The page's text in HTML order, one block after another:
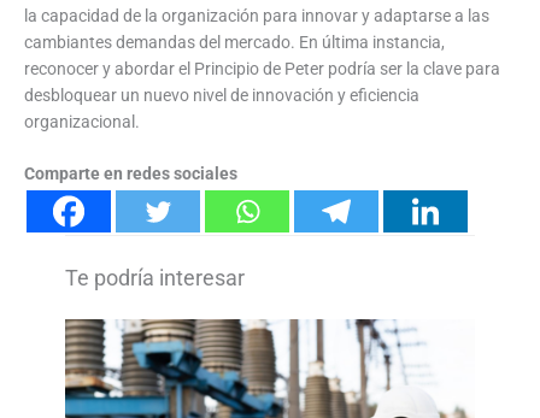
la capacidad de la organización para innovar y adaptarse a las
cambiantes demandas del mercado. En última instancia,
reconocer y abordar el Principio de Peter podría ser la clave para
desbloquear un nuevo nivel de innovación y eficiencia
organizacional.
Comparte en redes sociales